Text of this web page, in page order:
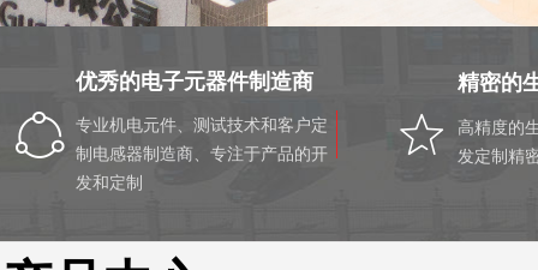
ꄃ
ꁢ
优秀的电子元器件制造商
专业机电元件、测试技术和客户定
制电感器制造商、专注于产品的开
发和定制
精密的
高精度的
发定制精